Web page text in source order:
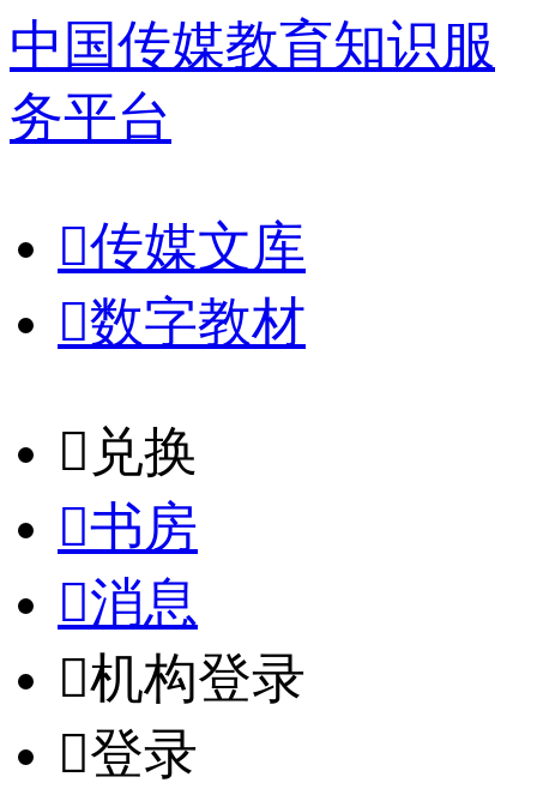
中国传媒教育知识服
务平台
传媒文库
数字教材
𐈈 兑换
书房
消息
机构登录
登录